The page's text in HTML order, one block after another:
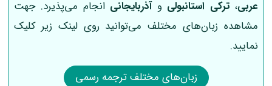
عربی،ترکی استانبولی وآذربایجانیانجام می‌پذیرد. جهت
مشاهده زبان‌های مختلف می‌توانید روی لینک زیر کلیک
نمایید.
زبان‌های مختلف ترجمه رسمی